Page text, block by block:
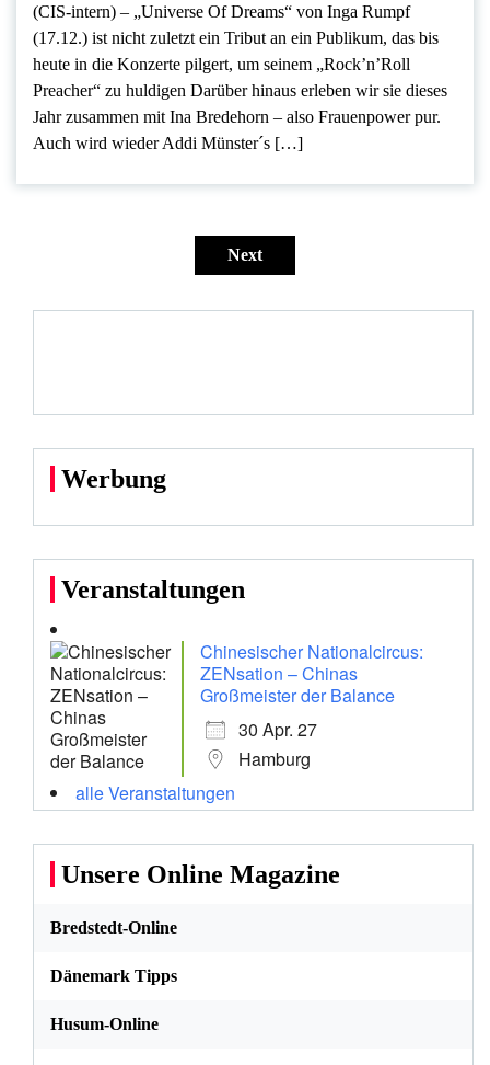
(CIS-intern) – „Universe Of Dreams“ von Inga Rumpf
(17.12.) ist nicht zuletzt ein Tribut an ein Publikum, das bis
heute in die Konzerte pilgert, um seinem „Rock’n’Roll
Preacher“ zu huldigen Darüber hinaus erleben wir sie dieses
Jahr zusammen mit Ina Bredehorn – also Frauenpower pur.
Auch wird wieder Addi Münster´s […]
Next
Werbung
Veranstaltungen
Chinesischer Nationalcircus:
ZENsation – Chinas
Großmeister der Balance
30 Apr. 27
Hamburg
alle Veranstaltungen
Unsere Online Magazine
Bredstedt-Online
Dänemark Tipps
Husum-Online